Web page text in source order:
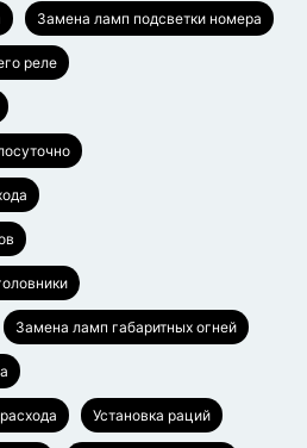
Замена ламп подсветки номера
реле
Замена ламп габаритных огней
Установка раций